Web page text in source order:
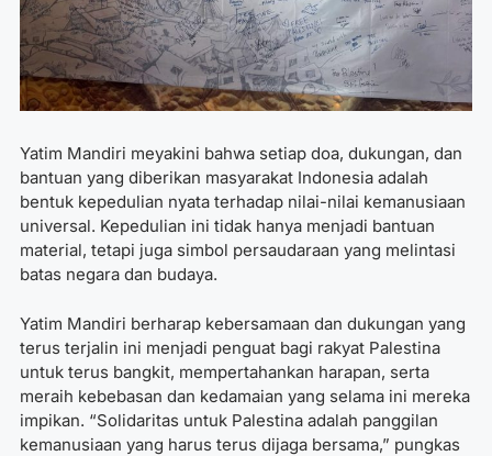
Yatim Mandiri meyakini bahwa setiap doa, dukungan, dan
bantuan yang diberikan masyarakat Indonesia adalah
bentuk kepedulian nyata terhadap nilai-nilai kemanusiaan
universal. Kepedulian ini tidak hanya menjadi bantuan
material, tetapi juga simbol persaudaraan yang melintasi
batas negara dan budaya.
Yatim Mandiri berharap kebersamaan dan dukungan yang
terus terjalin ini menjadi penguat bagi rakyat Palestina
untuk terus bangkit, mempertahankan harapan, serta
meraih kebebasan dan kedamaian yang selama ini mereka
impikan. “Solidaritas untuk Palestina adalah panggilan
kemanusiaan yang harus terus dijaga bersama,” pungkas